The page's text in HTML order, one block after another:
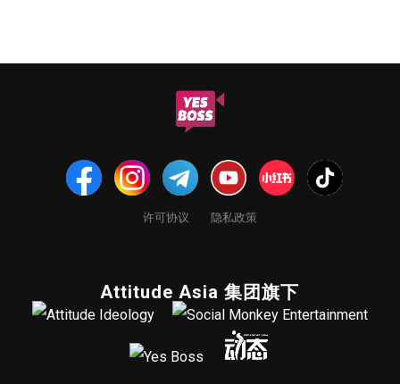
许可协议 隐私政策
Attitude Asia 集团旗下